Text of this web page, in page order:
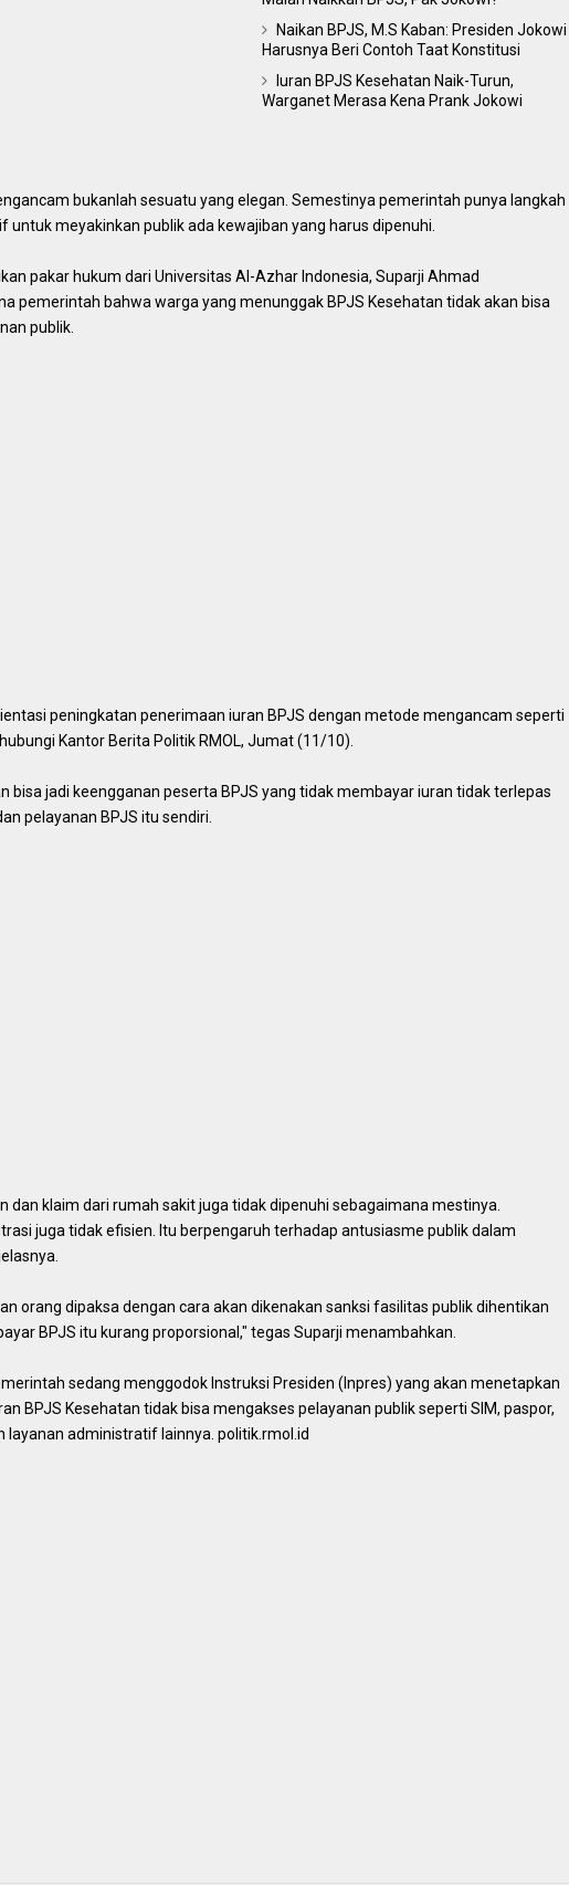
Naikan BPJS, M.S Kaban: Presiden Jokowi
Harusnya Beri Contoh Taat Konstitusi
Iuran BPJS Kesehatan Naik-Turun,
Warganet Merasa Kena Prank Jokowi
bukanlah sesuatu yang elegan. Semestinya pemerintah punya langkah
untuk meyakinkan publik ada kewajiban yang harus dipenuhi.
pakar hukum dari Universitas Al-Azhar Indonesia, Suparji Ahmad
pemerintah bahwa warga yang menunggak BPJS Kesehatan tidak akan bisa
publik.
peningkatan penerimaan iuran BPJS dengan metode mengancam seperti
Kantor Berita Politik RMOL, Jumat (11/10).
bisa jadi keengganan peserta BPJS yang tidak membayar iuran tidak terlepas
pelayanan BPJS itu sendiri.
dan klaim dari rumah sakit juga tidak dipenuhi sebagaimana mestinya.
juga tidak efisien. Itu berpengaruh terhadap antusiasme publik dalam
orang dipaksa dengan cara akan dikenakan sanksi fasilitas publik dihentikan
BPJS itu kurang proporsional," tegas Suparji menambahkan.
sedang menggodok Instruksi Presiden (Inpres) yang akan menetapkan
BPJS Kesehatan tidak bisa mengakses pelayanan publik seperti SIM, paspor,
layanan administratif lainnya. politik.rmol.id